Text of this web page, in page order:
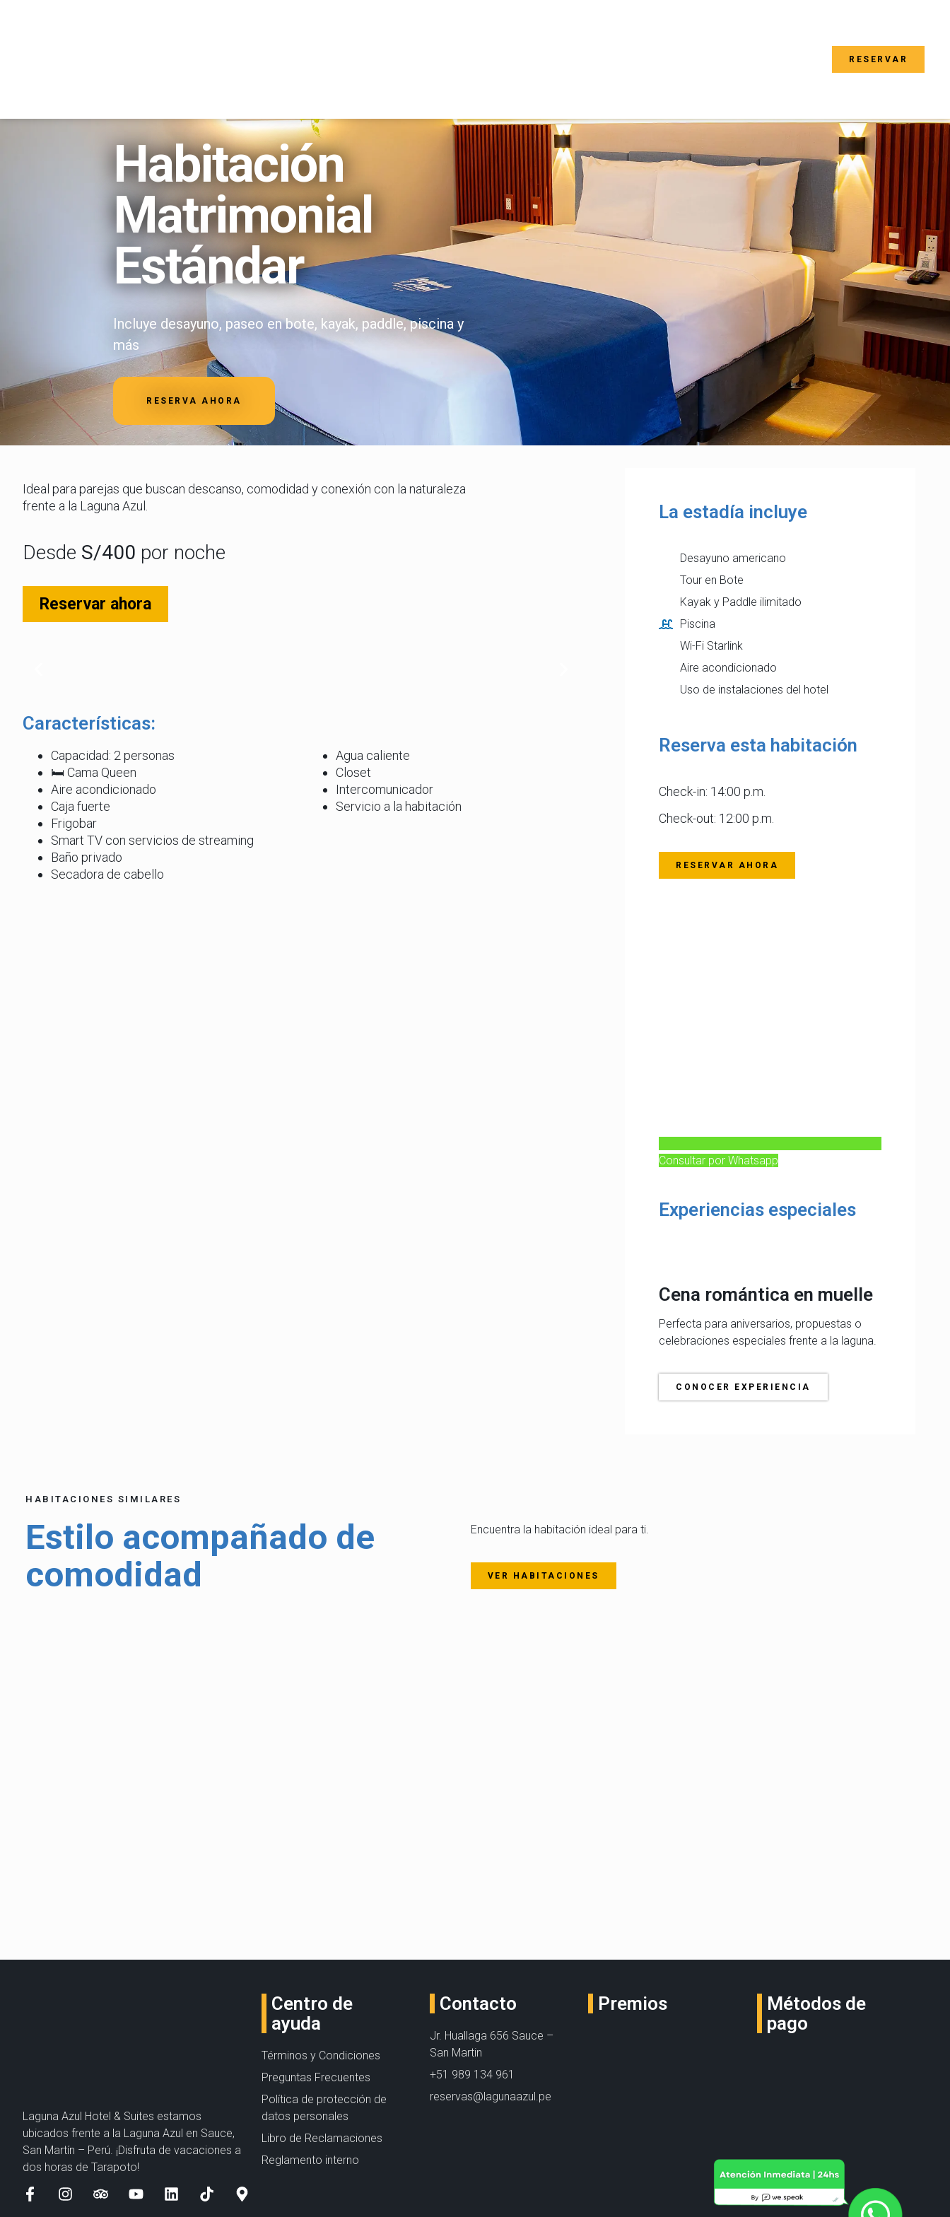
RESERVAR
Habitación
Matrimonial
Estándar
Incluye desayuno, paseo en bote, kayak, paddle, piscina y
más
RESERVA AHORA
Ideal para parejas que buscan descanso, comodidad y conexión con la naturaleza
frente a la Laguna Azul.
Desde S/400 por noche
Reservar ahora
Características:
Capacidad: 2 personas
🛏️Cama Queen
Aire acondicionado
Caja fuerte
Frigobar
Smart TV con servicios de streaming
Baño privado
Secadora de cabello
Agua caliente
Closet
Intercomunicador
Servicio a la habitación
La estadía incluye
Desayuno americano
Tour en Bote
Kayak y Paddle ilimitado
Piscina
Wi-Fi Starlink
Aire acondicionado
Uso de instalaciones del hotel
Reserva esta habitación
Check-in: 14:00 p.m.
Check-out: 12:00 p.m.
RESERVAR AHORA
Consultar por Whatsapp
Experiencias especiales
Cena romántica en muelle
Perfecta para aniversarios, propuestas o
celebraciones especiales frente a la laguna.
CONOCER EXPERIENCIA
HABITACIONES SIMILARES
Estilo acompañado de
comodidad
Encuentra la habitación ideal para ti.
VER HABITACIONES
Laguna Azul Hotel & Suites estamos
ubicados frente a la Laguna Azul en Sauce,
San Martín – Perú. ¡Disfruta de vacaciones a
dos horas de Tarapoto!
Centro de
ayuda
Términos y Condiciones
Preguntas Frecuentes
Política de protección de
datos personales
Libro de Reclamaciones
Reglamento interno
Contacto
Jr. Huallaga 656 Sauce –
San Martin
+51 989 134 961
reservas@lagunaazul.pe
Premios
Métodos de
pago